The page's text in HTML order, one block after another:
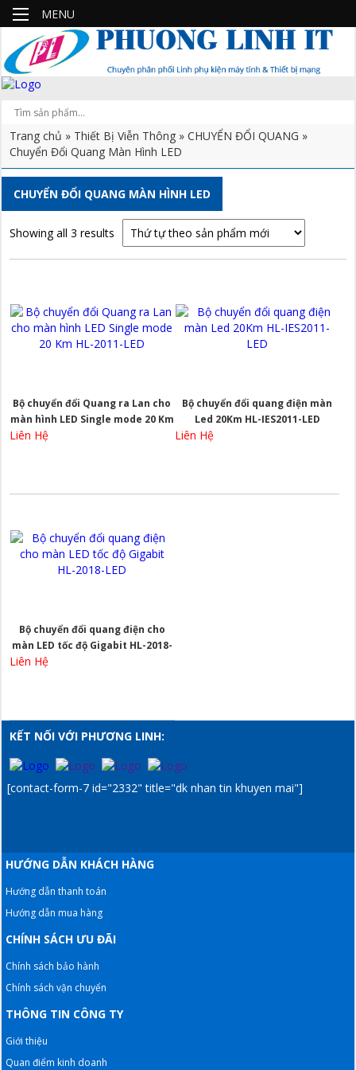
Trang chủ » Thiết Bị Viễn Thông »CHUYỂN ĐỔI QUANG »
Chuyển Đổi Quang Màn Hình LED
CHUYỂN ĐỔI QUANG MÀN HÌNH LED
Showing all 3 results
Bộ chuyển đổi Quang ra Lan cho
màn hình LED Single mode 20 Km
Liên Hệ
Bộ chuyển đổi quang điện màn
Led 20Km HL-IES2011-LED
Liên Hệ
Bộ chuyển đổi quang điện cho
màn LED tốc độ Gigabit HL-2018-
Liên Hệ
KẾT NỐI VỚI PHƯƠNG LINH:
[contact-form-7 id="2332" title="dk nhan tin khuyen mai"]
HƯỚNG DẪN KHÁCH HÀNG
Hướng dẫn thanh toán
Hướng dẫn mua hàng
CHÍNH SÁCH ƯU ĐÃI
Chính sách bảo hành
Chính sách vận chuyển
THÔNG TIN CÔNG TY
Giới thiệu
Quan điểm kinh doanh
MENU